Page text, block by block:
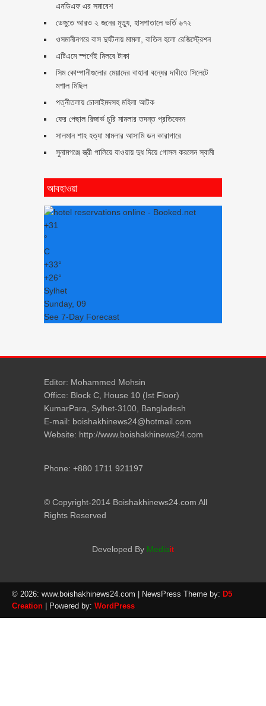
এনডিএফ এর সমাবেশ
ডেঙ্গুতে আরও ২ জনের মৃত্যু, হাসপাতালে ভর্তি ৬৭২
ওসমানীনগরে বাস দুর্ঘটনায় মামলা, বাতিল হলো রেজিস্ট্রেশন
এটিএমে স্পর্শেই মিলবে টাকা
সিম কোম্পানীগুলোর মেয়াদের বাহানা বন্ধের দাবীতে সিলেটে
মশাল মিছিল
পত্নীতলায় চোলাইমদসহ মহিলা আটক
ফের পেছাল রিজার্ভ চুরি মামলার তদন্ত প্রতিবেদন
সালমান শাহ হত্যা মামলার আসামি ডন কারাগারে
সুনামগঞ্জে স্ত্রী পালিয়ে যাওয়ায় দুধ দিয়ে গোসল করলেন স্বামী
আবহাওয়া
+31
°
C
+33°
+26°
Sylhet
Sunday, 09
See 7-Day Forecast
Editor: Mohammed Mohsin
Office: Block C, House 10 (Ist Floor)
KumarPara, Sylhet-3100, Bangladesh
E-mail: boishakhinews24@hotmail.com
Website: http://www.boishakhinews24.com
Phone: +880 1711 921197
© Copyright-2014 Boishakhinews24.com All
Rights Reserved
Developed By Mediait
© 2026: www.boishakhinews24.com | NewsPress Theme by: D5
Creation | Powered by: WordPress